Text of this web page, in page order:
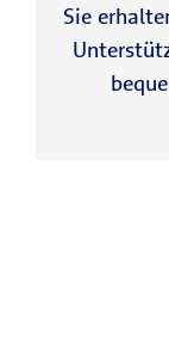
Sie